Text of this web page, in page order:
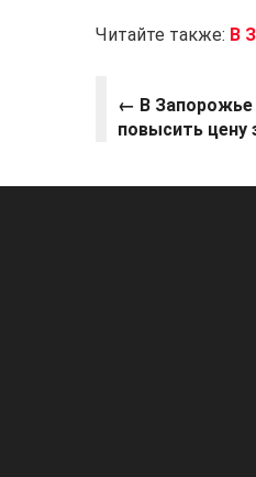
Читайте также: В
← В Запорожье
повысить цену